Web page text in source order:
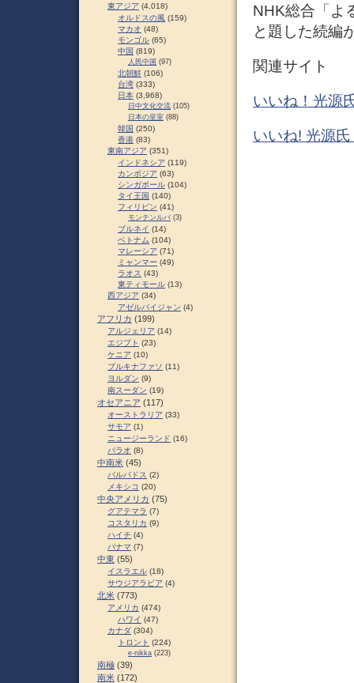
NHK総合「よ
と題した続編
関連サイト
いいね！光源
いいね! 光源
東アジア (4,018)
オルドスの風 (159)
マカオ (48)
モンゴル (65)
中国 (819)
人民中国 (97)
北朝鮮 (106)
台湾 (333)
日本 (3,968)
日中文化交流 (105)
日本の皇室 (88)
韓国 (250)
香港 (83)
東南アジア (351)
インドネシア (119)
カンボジア (63)
シンガポール (104)
タイ王国 (140)
フィリピン (41)
モンテンルパ (3)
ブルネイ (14)
ベトナム (104)
マレーシア (71)
ミャンマー (49)
ラオス (43)
東ティモール (13)
西アジア (34)
アゼルバイジャン (4)
アフリカ (199)
アルジェリア (14)
エジプト (23)
ケニア (10)
ブルキナファソ (11)
ヨルダン (9)
南スーダン (19)
オセアニア (117)
オーストラリア (33)
サモア (1)
ニュージーランド (16)
パラオ (8)
中南米 (45)
バルバドス (2)
メキシコ (20)
中央アメリカ (75)
グアテマラ (7)
コスタリカ (9)
ハイチ (4)
パナマ (7)
中東 (55)
イスラエル (18)
サウジアラビア (4)
北米 (773)
アメリカ (474)
ハワイ (47)
カナダ (304)
トロント (224)
e-nikka (223)
南極 (39)
南米 (172)